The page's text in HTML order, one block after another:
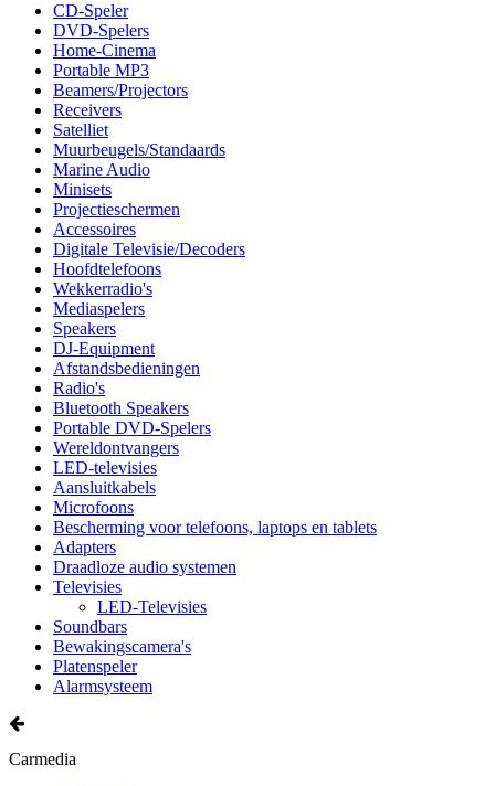
CD-Speler
DVD-Spelers
Home-Cinema
Portable MP3
Beamers/Projectors
Receivers
Satelliet
Muurbeugels/Standaards
Marine Audio
Minisets
Projectieschermen
Accessoires
Digitale Televisie/Decoders
Hoofdtelefoons
Wekkerradio's
Mediaspelers
Speakers
DJ-Equipment
Afstandsbedieningen
Radio's
Bluetooth Speakers
Portable DVD-Spelers
Wereldontvangers
LED-televisies
Aansluitkabels
Microfoons
Bescherming voor telefoons, laptops en tablets
Adapters
Draadloze audio systemen
Televisies
LED-Televisies
Soundbars
Bewakingscamera's
Platenspeler
Alarmsysteem
Carmedia